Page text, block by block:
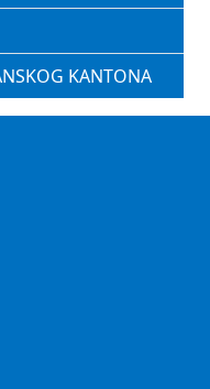
KANTONA